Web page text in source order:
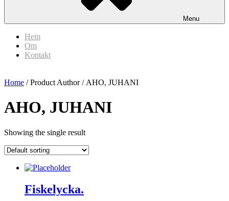
Menu
Hem
Om
Kontakt
Home / Product Author / AHO, JUHANI
AHO, JUHANI
Showing the single result
Fiskelycka.